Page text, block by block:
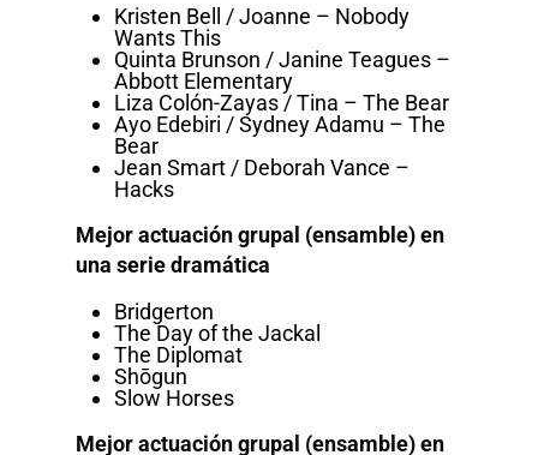
Kristen Bell / Joanne – Nobody
Wants This
Quinta Brunson / Janine Teagues –
Abbott Elementary
Liza Colón-Zayas / Tina – The Bear
Ayo Edebiri / Sydney Adamu – The
Bear
Jean Smart / Deborah Vance –
Hacks
Mejor actuación grupal (ensamble) en
una serie dramática
Bridgerton
The Day of the Jackal
The Diplomat
Shōgun
Slow Horses
Mejor actuación grupal (ensamble) en